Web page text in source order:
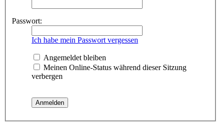
Passwort:
Ich habe mein Passwort vergessen
Angemeldet bleiben
Meinen Online-Status während dieser Sitzung
verbergen